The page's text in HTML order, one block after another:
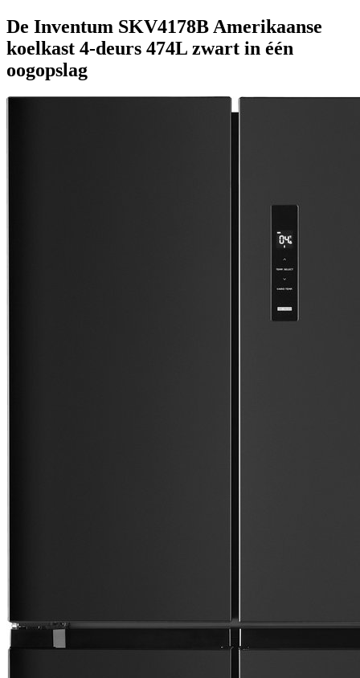
De Inventum SKV4178B Amerikaanse
koelkast 4-deurs 474L zwart in één
oogopslag